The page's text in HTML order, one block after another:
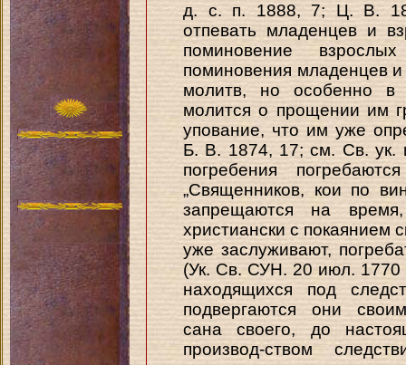
д. с. п. 1888, 7; Ц. В.
отпевать младенцев и
поминовение
поминовения младенцев
молитв, но особенно в
молится о прощении им
упование, что им уже
Б. В. 1874, 17; см. Св. ук.
погребения
„Священников, кои по
запрещаются на
христиански с покаянием
уже заслуживают,
(Ук. Св. СУН. 20 июл. 1770
находящихся под
подвергаются они
сана своего, до
производ-ством